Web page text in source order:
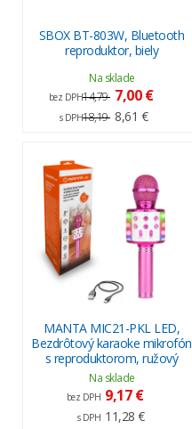
SBOX BT-803W, Bluetooth
reproduktor, biely
Na sklade
bez DPH14,79 7,00 €
s DPH18,19 8,61 €
MANTA MIC21-PKL LED,
Bezdrôtový karaoke mikrofón
s reproduktorom, ružový
Na sklade
bez DPH 9,17 €
s DPH 11,28 €